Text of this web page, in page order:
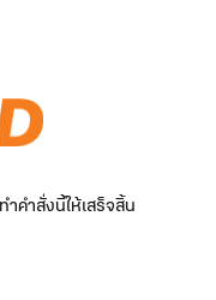
คำสั่งนี้ให้เสร็จสิ้น